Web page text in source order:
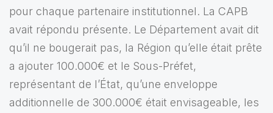
pour chaque partenaire institutionnel. La CAPB
avait répondu présente. Le Département avait dit
qu’il ne bougerait pas, la Région qu’elle était prête
a ajouter 100.000€ et le Sous-Préfet,
représentant de l’État, qu’une enveloppe
additionnelle de 300.000€ était envisageable, les